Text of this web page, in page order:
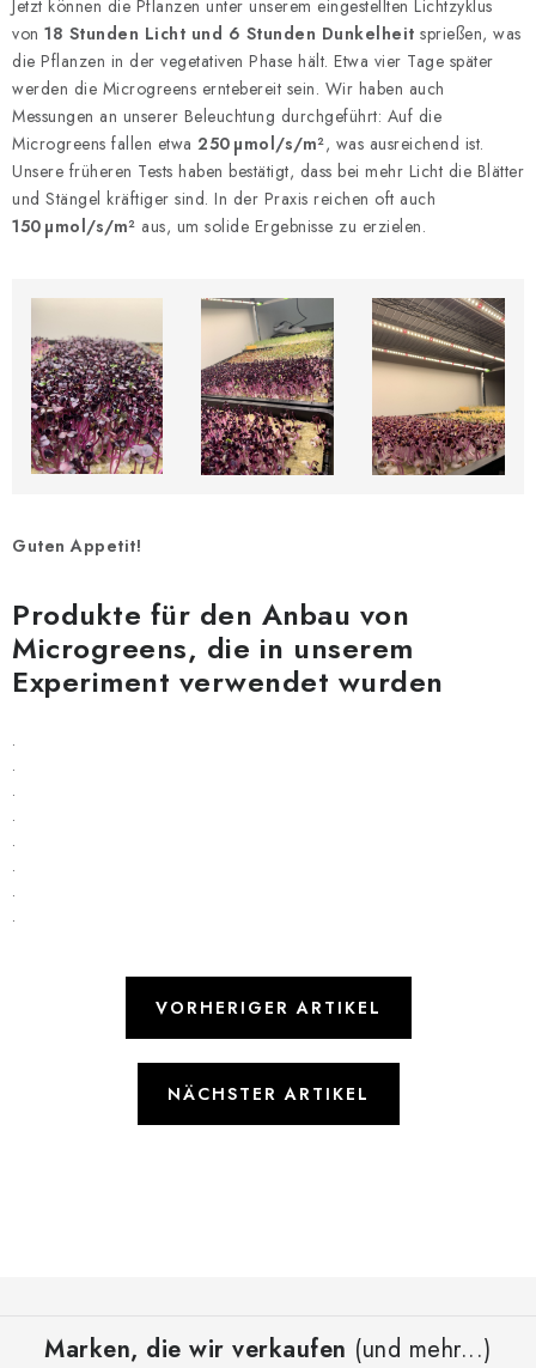
Jetzt können die Pflanzen unter unserem eingestellten Lichtzyklus
von 18 Stunden Licht und 6 Stunden Dunkelheit sprießen, was
die Pflanzen in der vegetativen Phase hält. Etwa vier Tage später
werden die Microgreens erntebereit sein. Wir haben auch
Messungen an unserer Beleuchtung durchgeführt: Auf die
Microgreens fallen etwa 250 µmol/s/m², was ausreichend ist.
Unsere früheren Tests haben bestätigt, dass bei mehr Licht die Blätter
und Stängel kräftiger sind. In der Praxis reichen oft auch
150 µmol/s/m² aus, um solide Ergebnisse zu erzielen.
Guten Appetit!
Produkte für den Anbau von
Microgreens, die in unserem
Experiment verwendet wurden
.
.
.
.
.
.
.
.
VORHERIGER ARTIKEL
NÄCHSTER ARTIKEL
Marken, die wir verkaufen (und mehr...)